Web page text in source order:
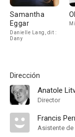
Samantha
Eggar
Danielle Lang, dit :
Dany
Dirección
Anatole
Director
Francis